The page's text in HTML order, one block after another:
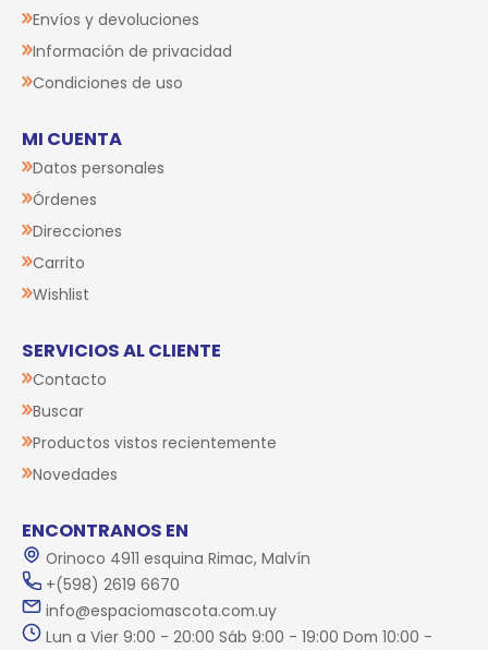
Envíos y devoluciones
Información de privacidad
Condiciones de uso
MI CUENTA
Datos personales
Órdenes
Direcciones
Carrito
Wishlist
SERVICIOS AL CLIENTE
Contacto
Buscar
Productos vistos recientemente
Novedades
ENCONTRANOS EN
Orinoco 4911 esquina Rimac, Malvín
+(598) 2619 6670
info@espaciomascota.com.uy
Lun a Vier 9:00 - 20:00 Sáb 9:00 - 19:00 Dom 10:00 -